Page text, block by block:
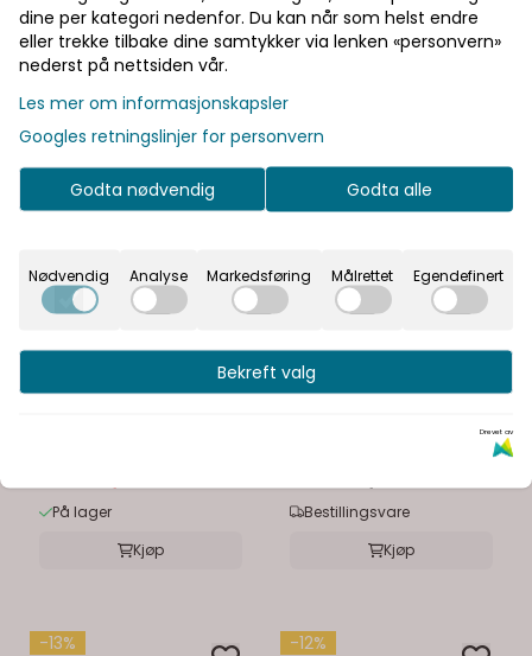
Quadro Bad
På lager
Kjøp
Quadro Bad
Bestillingsvare
Kjøp
-13% -12%
dine per kategori nedenfor. Du kan når som helst endre
eller trekke tilbake dine samtykker via lenken «personvern»
nederst på nettsiden vår.
Les mer om informasjonskapsler
Googles retningslinjer for personvern
Godta nødvendig Godta alle
Nødvendig Analyse Markedsføring Målrettet Egendefinert
Bekreft valg
Drevet av